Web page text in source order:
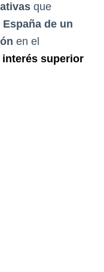
que
de un
en el
interés superior